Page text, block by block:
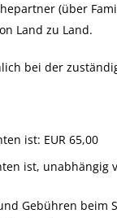
(über
Land zu Land.
bei der
ist: EUR 65,00
ist, unabhängig
Gebühren